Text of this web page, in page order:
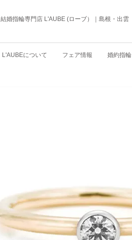
結婚指輪専門店 L'AUBE (ローブ）｜島根・出雲
L'AUBEについて フェア情報 婚約指輪